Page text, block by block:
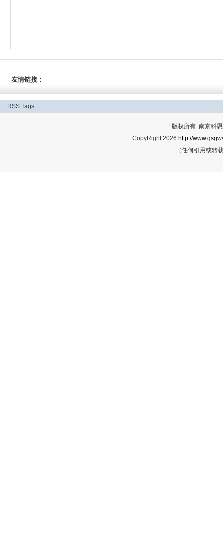
友情链接：
RSS Tags
版权所有: 南京科
CopyRight 2026 http://
（任何引用或转